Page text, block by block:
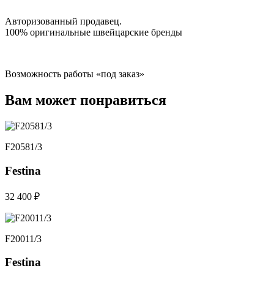
Авторизованный продавец.
100% оригинальные швейцарские бренды
Возможность работы «под заказ»
Вам может понравиться
F20581/3
Festina
32 400 ₽
F20011/3
Festina